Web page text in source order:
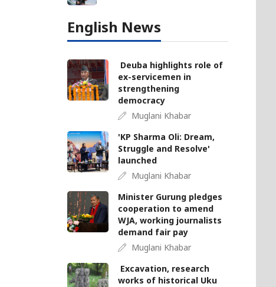
English News
Deuba highlights role of
ex-servicemen in
strengthening
democracy
Muglani Khabar
'KP Sharma Oli: Dream,
Struggle and Resolve'
launched
Muglani Khabar
Minister Gurung pledges
cooperation to amend
WJA, working journalists
demand fair pay
Muglani Khabar
Excavation, research
works of historical Uku